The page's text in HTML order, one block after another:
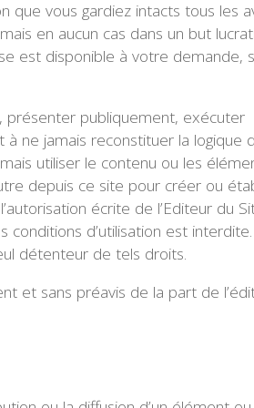
que vous gardiez intacts tous les
en aucun cas dans un but
est disponible à votre demande,
présenter publiquement, exécuter
ne jamais reconstituer la logique
utiliser le contenu ou les
depuis ce site pour créer ou
écrite de l’Editeur du
d’utilisation est
détenteur de tels droits.
et sans préavis de la part de